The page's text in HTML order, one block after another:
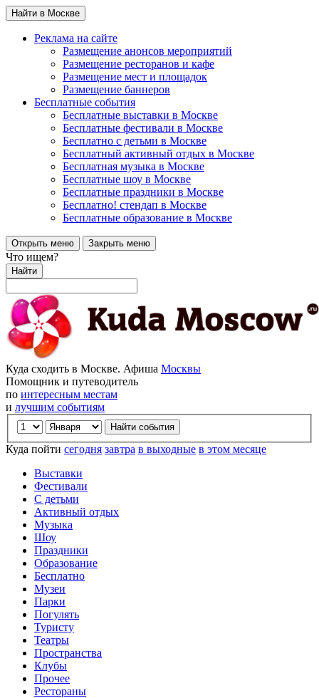
Найти в Москве
Реклама на сайте
Размещение анонсов мероприятий
Размещение ресторанов и кафе
Размещение мест и площадок
Размещение баннеров
Бесплатные события
Бесплатные выставки в Москве
Бесплатные фестивали в Москве
Бесплатно с детьми в Москве
Бесплатный активный отдых в Москве
Бесплатная музыка в Москве
Бесплатные шоу в Москве
Бесплатные праздники в Москве
Бесплатно! стендап в Москве
Бесплатные образование в Москве
Открыть меню Закрыть меню
Что ищем?
Найти
Куда сходить в Москве. Афиша Москвы
Помощник и путеводитель
по интересным местам
и лучшим событиям
Куда пойти сегодня завтра в выходные в этом месяце
Выставки
Фестивали
С детьми
Активный отдых
Музыка
Шоу
Праздники
Образование
Бесплатно
Музеи
Парки
Погулять
Туристу
Театры
Пространства
Клубы
Прочее
Рестораны